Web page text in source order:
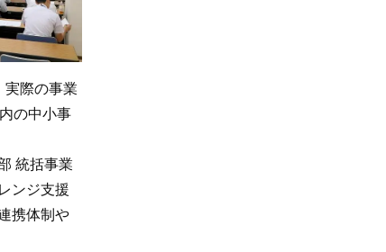
際の事業
の中小事
統括事業
ンジ支援
携体制や